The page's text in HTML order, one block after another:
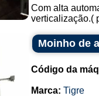
Com alta
verticalização.(
Moinho de
Código da
Marca: Tigre